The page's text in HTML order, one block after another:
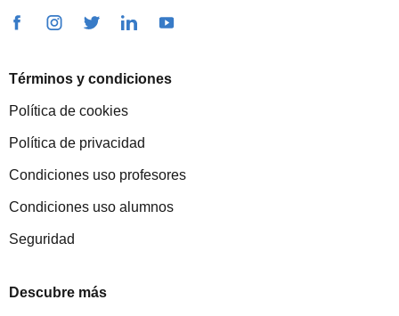
Términos y condiciones
Política de cookies
Política de privacidad
Condiciones uso profesores
Condiciones uso alumnos
Seguridad
Descubre más